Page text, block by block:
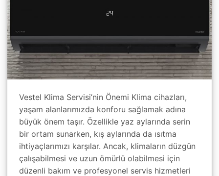
Vestel Klima Servisi’nin Önemi Klima cihazları,
yaşam alanlarımızda konforu sağlamak adına
büyük önem taşır. Özellikle yaz aylarında serin
bir ortam sunarken, kış aylarında da ısıtma
ihtiyaçlarımızı karşılar. Ancak, klimaların düzgün
çalışabilmesi ve uzun ömürlü olabilmesi için
düzenli bakım ve profesyonel servis hizmetleri